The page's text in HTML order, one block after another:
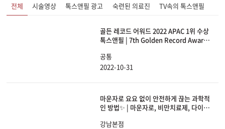
전체 시술영상 톡스앤필 광고 숙련된 의료진 TV속의 톡스앤필
골든 레코드 어워드 2022 APAC 1위 수상
톡스앤필 | 7th Golden Record Award
APAC 1st
공통
2022-10-31
마운자로 요요 없이 안전하게 끊는 과학적
인 방법✨ | 마운자로, 비만치료제, 다이어
강남본점